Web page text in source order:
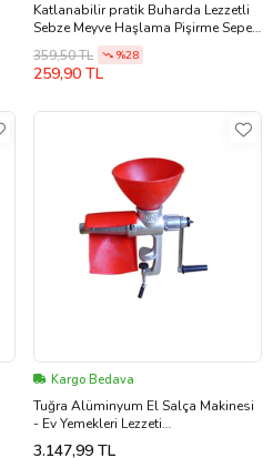
Katlanabilir pratik Buharda Lezzetli
Sebze Meyve Haşlama Pişirme Sepeti
Haşlayıcı Aparat
359,50 TL %28
259,90 TL
Kargo Bedava
Tuğra Alüminyum El Salça Makinesi
- Ev Yemekleri Lezzeti
Parmaklarınızda!
3.147,99 TL